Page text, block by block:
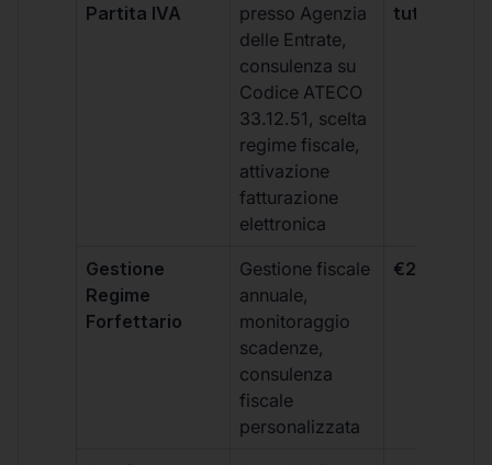
Partita IVA
presso Agenzia
delle Entrate,
consulenza su
Codice ATECO
33.12.51, scelta
regime fiscale,
attivazione
fatturazione
elettronica
tutti i piani
Gestione
Regime
Forfettario
Gestione fiscale
annuale,
monitoraggio
scadenze,
consulenza
fiscale
personalizzata
€264 +